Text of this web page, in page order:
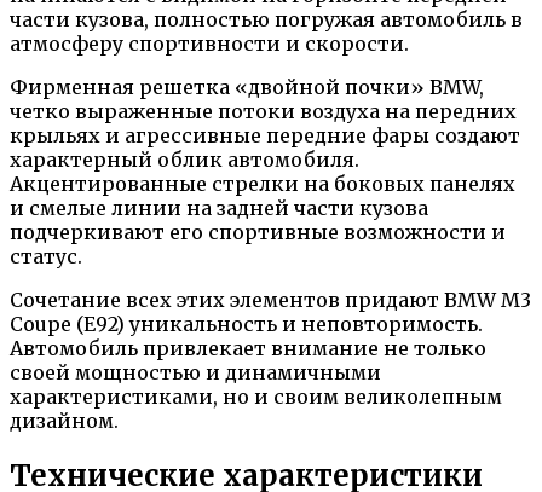
части кузова, полностью погружая автомобиль в
атмосферу спортивности и скорости.
Фирменная решетка «двойной почки» BMW,
четко выраженные потоки воздуха на передних
крыльях и агрессивные передние фары создают
характерный облик автомобиля.
Акцентированные стрелки на боковых панелях
и смелые линии на задней части кузова
подчеркивают его спортивные возможности и
статус.
Сочетание всех этих элементов придают BMW M3
Coupe (E92) уникальность и неповторимость.
Автомобиль привлекает внимание не только
своей мощностью и динамичными
характеристиками, но и своим великолепным
дизайном.
Технические характеристики